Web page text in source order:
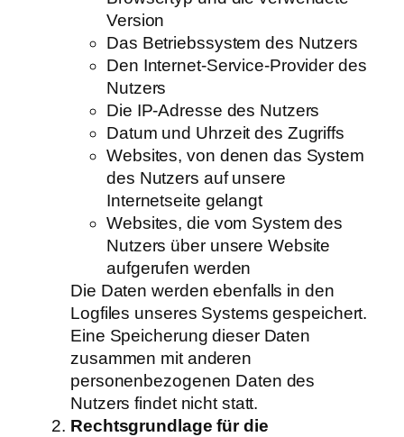
Version
Das Betriebssystem des Nutzers
Den Internet-Service-Provider des
Nutzers
Die IP-Adresse des Nutzers
Datum und Uhrzeit des Zugriffs
Websites, von denen das System
des Nutzers auf unsere
Internetseite gelangt
Websites, die vom System des
Nutzers über unsere Website
aufgerufen werden
Die Daten werden ebenfalls in den
Logfiles unseres Systems gespeichert.
Eine Speicherung dieser Daten
zusammen mit anderen
personenbezogenen Daten des
Nutzers findet nicht statt.
Rechtsgrundlage für die